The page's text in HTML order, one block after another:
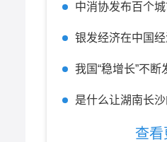
中消协发布百个城市消费者满意
银发经济在中国经济中整体比
我国“稳增长”不断发力 中
是什么让湖南长沙的雨花经开区
查看